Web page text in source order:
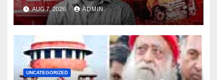
AUG 7, 2026 ADMIN
UNCATEGORIZED